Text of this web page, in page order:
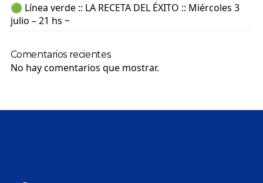
🟢 Línea verde :: LA RECETA DEL ÉXITO :: Miércoles 3
julio – 21 hs ~
Comentarios recientes
No hay comentarios que mostrar.